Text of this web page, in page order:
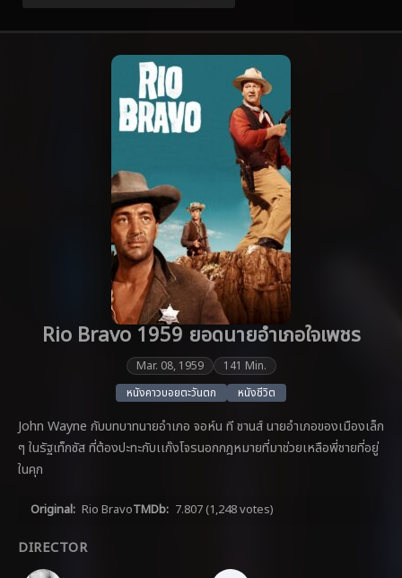
Rio Bravo 1959 ยอดนายอำเภอใจเพชร
Mar. 08, 1959
141 Min.
หนังคาวบอยตะวันตก
หนังชีวิต
John Wayne กับบทบาทนายอำเภอ จอห์น ที ชานส์ นายอำเภอของเมืองเล็ก
ๆ ในรัฐเท็กซัส ที่ต้องปะทะกับเเก๊งโจรนอกกฎหมายที่มาช่วยเหลือพี่ชายที่อยู่
ในคุก
Original: Rio BravoTMDb: 7.807 (1,248 votes)
DIRECTOR